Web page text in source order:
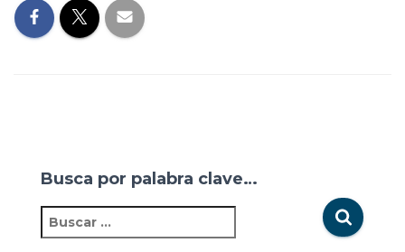
Busca por palabra clave…